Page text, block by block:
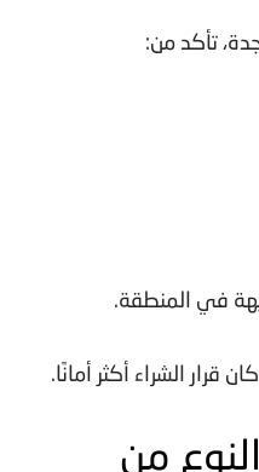
، تأكد من:
في المنطقة.
قرار الشراء أكثر أمانًا.
من